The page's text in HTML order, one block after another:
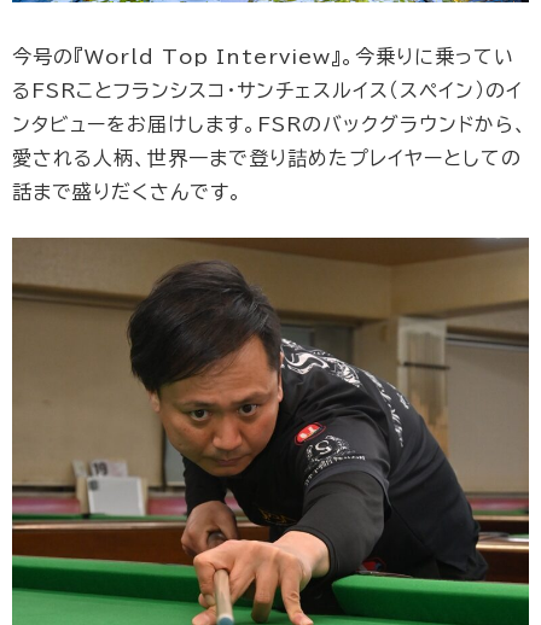
今号の『World Top Interview』。今乗りに乗ってい
るFSRことフランシスコ・サンチェスルイス（スペイン）のイ
ンタビューをお届けします。FSRのバックグラウンドから、
愛される人柄、世界一まで登り詰めたプレイヤーとしての
話まで盛りだくさんです。